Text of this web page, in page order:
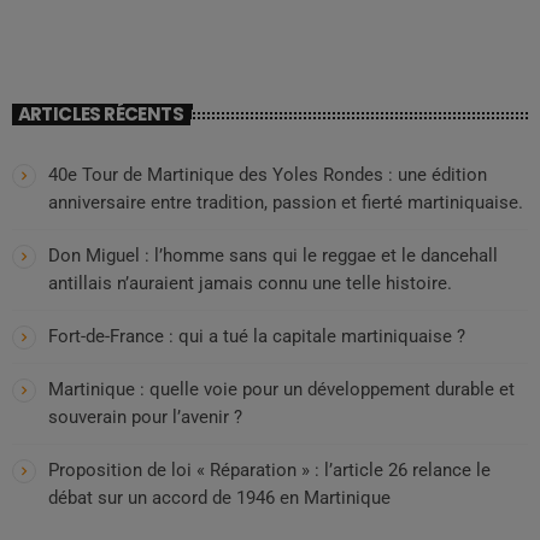
ARTICLES RÉCENTS
40e Tour de Martinique des Yoles Rondes : une édition
anniversaire entre tradition, passion et fierté martiniquaise.
Don Miguel : l’homme sans qui le reggae et le dancehall
antillais n’auraient jamais connu une telle histoire.
Fort-de-France : qui a tué la capitale martiniquaise ?
Martinique : quelle voie pour un développement durable et
souverain pour l’avenir ?
Proposition de loi « Réparation » : l’article 26 relance le
débat sur un accord de 1946 en Martinique